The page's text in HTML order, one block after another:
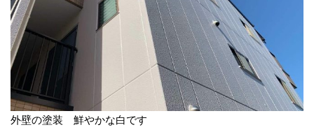
外壁の塗装 鮮やかな白です